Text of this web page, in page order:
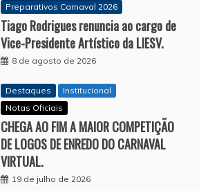
Preparativos Carnaval 2026
Tiago Rodrigues renuncia ao cargo de
Vice-Presidente Artístico da LIESV.
8 de agosto de 2026
Destaques
Institucional
Notas Oficiais
CHEGA AO FIM A MAIOR COMPETIÇÃO
DE LOGOS DE ENREDO DO CARNAVAL
VIRTUAL.
19 de julho de 2026